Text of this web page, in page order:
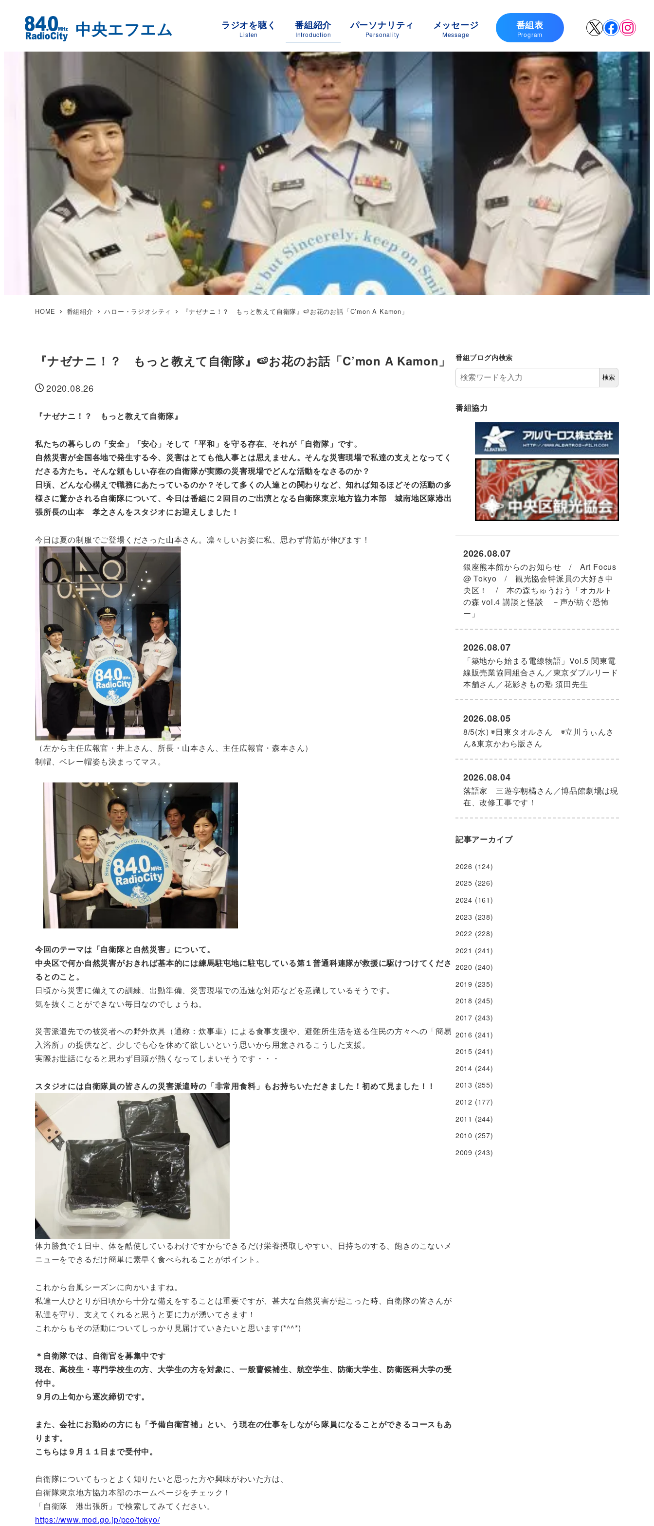
X
ラジオを聴く
Listen
番組紹介
Introduction
パーソナリティ
Personality
メッセージ
Message
番組表
Program
HOME 番組紹介 ハロー・ラジオシティ 『ナゼナニ！？ もっと教えて自衛隊』🍉お花のお話「C’mon A Kamon」
『ナゼナニ！？ もっと教えて自衛隊』🍉お花のお話「C’mon A Kamon」
投稿日
2020.08.26
『ナゼナニ！？ もっと教えて自衛隊』
私たちの暮らしの「安全」「安心」そして「平和」を守る存在、それが「自衛隊」です。
自然災害が全国各地で発生する今、災害はとても他人事とは思えません。そんな災害現場で私達の支えとなってく
ださる方たち。そんな頼もしい存在の自衛隊が実際の災害現場でどんな活動をなさるのか？
日頃、どんな心構えで職務にあたっているのか？そして多くの人達との関わりなど、知れば知るほどその活動の多
様さに驚かされる自衛隊について、今日は番組に２回目のご出演となる自衛隊東京地方協力本部 城南地区隊港出
張所長の山本 孝之さんをスタジオにお迎えしました！
今日は夏の制服でご登場くださった山本さん。凛々しいお姿に私、思わず背筋が伸びます！
（左から主任広報官・井上さん、所長・山本さん、主任広報官・森本さん）
制帽、ベレー帽姿も決まってマス。
今回のテーマは「自衛隊と自然災害」について。
中央区で何か自然災害がおきれば基本的には練馬駐屯地に駐屯している第１普通科連隊が救援に駆けつけてくださ
るとのこと。
日頃から災害に備えての訓練、出動準備、災害現場での迅速な対応などを意識しているそうです。
気を抜くことができない毎日なのでしょうね。
災害派遣先での被災者への野外炊具（通称：炊事車）による食事支援や、避難所生活を送る住民の方々への「簡易
入浴所」の提供など、少しでも心を休めて欲しいという思いから用意されるこうした支援。
実際お世話になると思わず目頭が熱くなってしまいそうです・・・
スタジオには自衛隊員の皆さんの災害派遣時の「非常用食料」もお持ちいただきました！初めて見ました！！
体力勝負で１日中、体を酷使しているわけですからできるだけ栄養摂取しやすい、日持ちのする、飽きのこないメ
ニューをできるだけ簡単に素早く食べられることがポイント。
これから台風シーズンに向かいますね。
私達一人ひとりが日頃から十分な備えをすることは重要ですが、甚大な自然災害が起こった時、自衛隊の皆さんが
私達を守り、支えてくれると思うと更に力が湧いてきます！
これからもその活動についてしっかり見届けていきたいと思います(*^^*)
＊自衛隊では、自衛官を募集中です
現在、高校生・専門学校生の方、大学生の方を対象に、一般曹候補生、航空学生、防衛大学生、防衛医科大学の受
付中。
９月の上旬から逐次締切です。
また、会社にお勤めの方にも「予備自衛官補」とい、う現在の仕事をしながら隊員になることができるコースもあ
ります。
こちらは９月１１日まで受付中。
自衛隊についてもっとよく知りたいと思った方や興味がわいた方は、
自衛隊東京地方協力本部のホームページをチェック！
「自衛隊 港出張所」で検索してみてください。
https://www.mod.go.jp/pco/tokyo/
番組ブログ内検索
検索
番組協力
銀座熊本館からのお知らせ / Art Focus
@ Tokyo / 観光協会特派員の大好き中
央区！ / 本の森ちゅうおう「オカルト
の森 vol.4 講談と怪談 －声が紡ぐ恐怖
ー」
2026.08.07
「築地から始まる電線物語」Vol.5 関東電
線販売業協同組合さん／東京ダブルリード
本舗さん／花影きもの塾 須田先生
2026.08.07
8/5(水) ◉日東タオルさん ◉立川うぃんさ
ん&東京かわら版さん
2026.08.05
落語家 三遊亭朝橘さん／博品館劇場は現
在、改修工事です！
2026.08.04
記事アーカイブ
2026 (124)
2025 (226)
2024 (161)
2023 (238)
2022 (228)
2021 (241)
2020 (240)
2019 (235)
2018 (245)
2017 (243)
2016 (241)
2015 (241)
2014 (244)
2013 (255)
2012 (177)
2011 (244)
2010 (257)
2009 (243)